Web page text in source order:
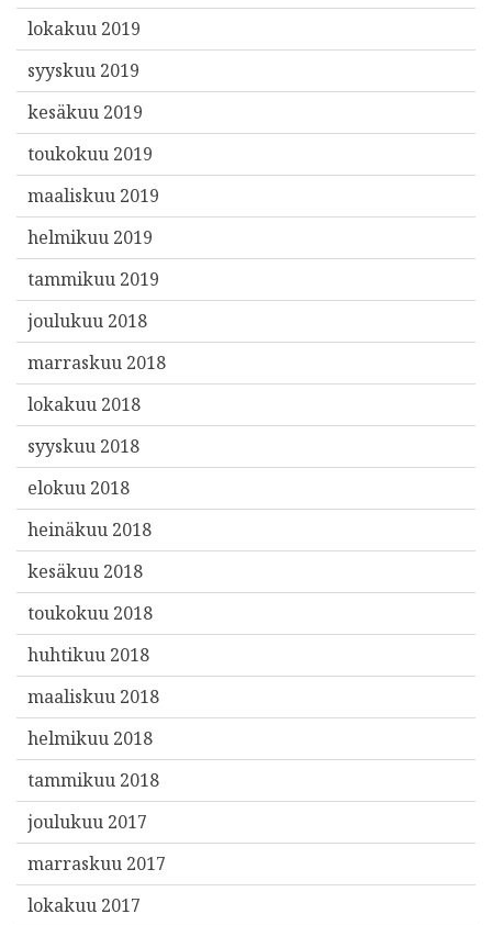
lokakuu 2019
syyskuu 2019
kesäkuu 2019
toukokuu 2019
maaliskuu 2019
helmikuu 2019
tammikuu 2019
joulukuu 2018
marraskuu 2018
lokakuu 2018
syyskuu 2018
elokuu 2018
heinäkuu 2018
kesäkuu 2018
toukokuu 2018
huhtikuu 2018
maaliskuu 2018
helmikuu 2018
tammikuu 2018
joulukuu 2017
marraskuu 2017
lokakuu 2017